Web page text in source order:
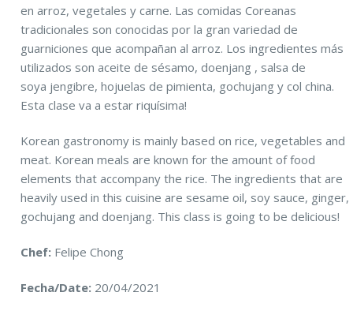
en arroz, vegetales y carne. Las comidas Coreanas
tradicionales son conocidas por la gran variedad de
guarniciones que acompañan al arroz. Los ingredientes más
utilizados son aceite de sésamo, doenjang , salsa de
soya jengibre, hojuelas de pimienta, gochujang y col china.
Esta clase va a estar riquísima!
Korean gastronomy is mainly based on rice, vegetables and
meat. Korean meals are known for the amount of food
elements that accompany the rice. The ingredients that are
heavily used in this cuisine are sesame oil, soy sauce, ginger,
gochujang and doenjang. This class is going to be delicious!
Chef: Felipe Chong
Fecha/Date: 20/04/2021